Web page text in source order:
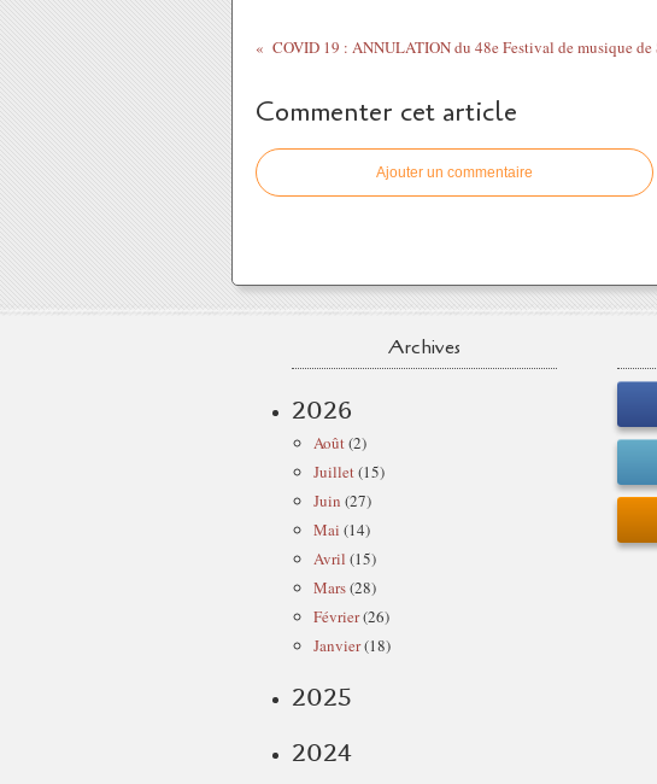
Commenter cet article
Ajouter un commentaire
Archives
2026
Août(2)
Juillet(15)
Juin (27)
Mai (14)
Avril (15)
Mars(28)
Février(26)
Janvier(18)
2025
2024